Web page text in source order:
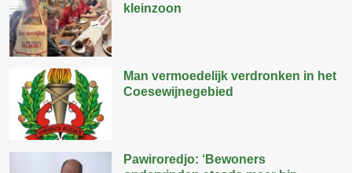
kleinzoon
Man vermoedelijk verdronken in het
Coesewijnegebied
Pawiroredjo: ‘Bewoners